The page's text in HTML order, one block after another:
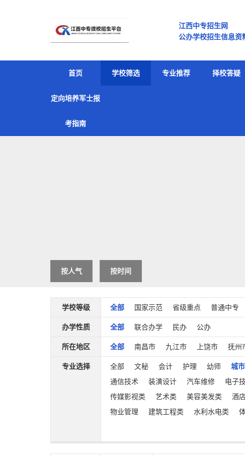
江西中专招生网
公办学校招生信息
首页 学校筛选 专业推荐 择校答疑
定向培养军士报
考指南
按人气 按时间
学校等级 全部 国家示范 省级重点 普通中专
办学性质 全部 联合办学 民办 公办
所在地区 全部 南昌市 九江市 上饶市 抚州
专业选择 全部 文秘 会计 护理 幼师 城
通信技术
装潢设计 汽车维修 电子
传媒影视类
艺术类 美容美发类 酒
物业管理
建筑工程类 水利水电类